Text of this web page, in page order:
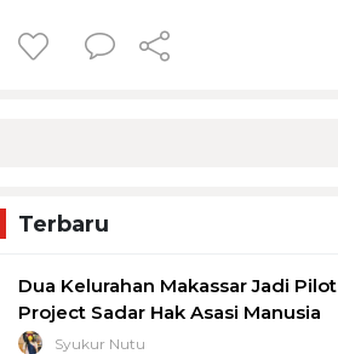
Terbaru
Dua Kelurahan Makassar Jadi Pilot
Project Sadar Hak Asasi Manusia
Syukur Nutu